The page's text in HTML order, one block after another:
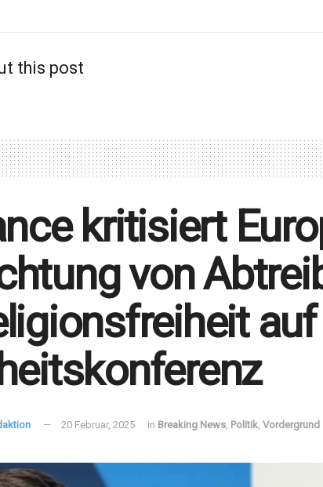
this post
kritisiert
von
20 Februar, 2025 in Breaking News, Politik, Vordergrund